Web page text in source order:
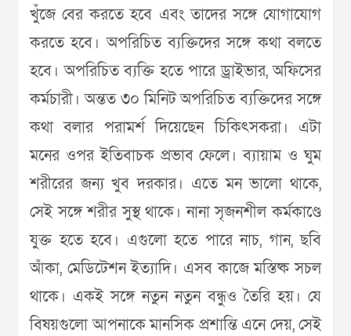
খুঁজে বের করতে হবে এবং তাদের সঙ্গে যোগাযোগ
করতে হবে। অপরিচিত ব্যক্তিদের সঙ্গে কথা বলতে
হবে। অপরিচিত ব্যক্তি হতে পারে ড্রাইভার, অফিসের
কর্মচারী। অন্তত ৩০ মিনিট অপরিচিত ব্যক্তিদের সঙ্গে
কথা বলার পরামর্শ দিয়েছেন চিকিৎসকরা। এটা
মনের ওপর ইতিবাচক প্রভাব ফেলে। ব্যায়াম ও ঘুম
শরীরের জন্য খুব দরকার। এতে মন ভালো থাকে,
সেই সঙ্গে শরীর সুস্থ থাকে। নানা সৃজনশীল কর্মকাণ্ডে
যুক্ত হতে হবে। এগুলো হতে পারে নাচ, গান, ছবি
আঁকা, মেডিটেশন ইত্যাদি। এসব কাজে মস্তিষ্ক সচল
থাকে। একই সঙ্গে নতুন নতুন বন্ধুও তৈরি হয়। যে
বিষয়গুলো আপনাকে মানসিক প্রশান্তি এনে দেয়, সেই